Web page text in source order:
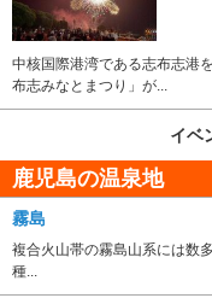
中核国際港湾である志布志港
布志みなとまつり」が...
イベ
鹿児島の温泉地
霧島
複合火山帯の霧島山系には数
種...